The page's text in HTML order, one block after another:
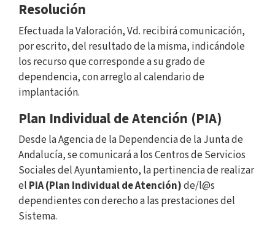
Resolución
Efectuada la Valoración, Vd. recibirá comunicación,
por escrito, del resultado de la misma, indicándole
los recurso que corresponde a su grado de
dependencia, con arreglo al calendario de
implantación.
Plan Individual de Atención (PIA)
Desde la Agencia de la Dependencia de la Junta de
Andalucía, se comunicará a los Centros de Servicios
Sociales del Ayuntamiento, la pertinencia de realizar
el PIA (Plan Individual de Atención)de/l@s
dependientes con derecho a las prestaciones del
Sistema.